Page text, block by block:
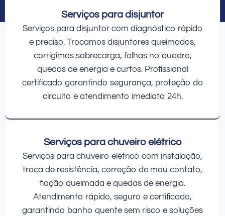
Serviços para disjuntor
Serviços para disjuntor com diagnóstico rápido
e preciso. Trocamos disjuntores queimados,
corrigimos sobrecarga, falhas no quadro,
quedas de energia e curtos. Profissional
certificado garantindo segurança, proteção do
circuito e atendimento imediato 24h.
Serviços para chuveiro elétrico
Serviços para chuveiro elétrico com instalação,
troca de resistência, correção de mau contato,
fiação queimada e quedas de energia.
Atendimento rápido, seguro e certificado,
garantindo banho quente sem risco e soluções